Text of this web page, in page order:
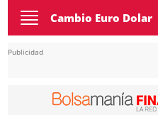
Toggle
navigation
Cambio Euro Dolar
Publicidad